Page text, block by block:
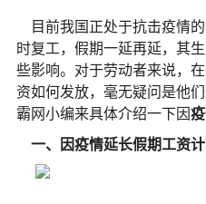
目前我国正处于抗击疫情
时复工，假期一延再延，其
些影响。对于劳动者来说，
资如何发放，毫无疑问是他
霸网小编来具体介绍一下因
一、因疫情延长假期工资